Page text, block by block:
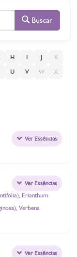
Buscar
H I J K
U V W X
Ver Essências
Erianthum
Verbena
Ver Essências
Ver Essências